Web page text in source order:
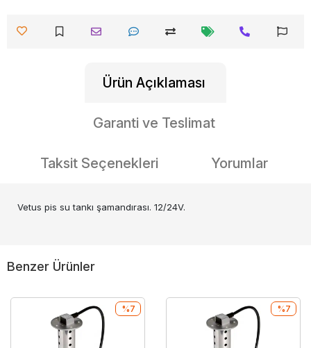
Ürün Açıklaması
Garanti ve Teslimat
Taksit Seçenekleri Yorumlar
Vetus pis su tankı şamandırası. 12/24V.
Benzer Ürünler
%7 %7